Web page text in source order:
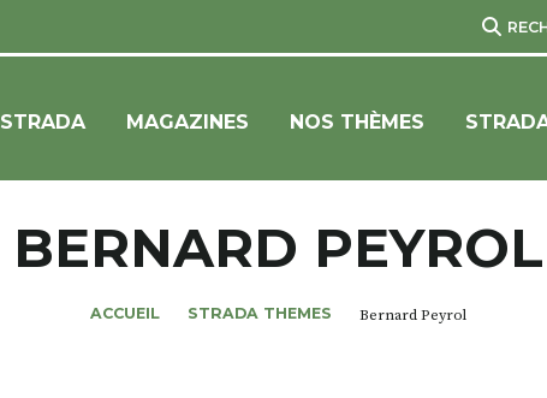
STRADA MAGAZINES NOS THÈMES
BERNARD PEYROL
ACCUEIL STRADA THEMES Bernard Peyrol